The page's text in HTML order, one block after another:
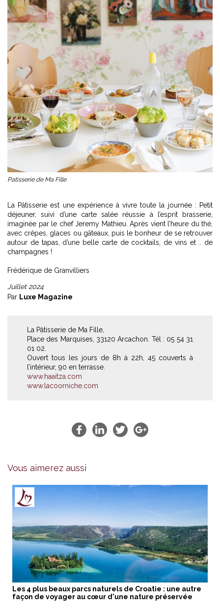
Patisserie de Ma Fille
La Pâtisserie est une expérience à vivre toute la journée : Petit
déjeuner, suivi d’une carte salée réussie à l’esprit brasserie,
imaginée par le chef Jeremy Mathieu. Après vient l’heure du thé,
avec crêpes, glaces ou gâteaux, puis le bonheur de se retrouver
autour de tapas, d’une belle carte de cocktails, de vins et .. de
champagnes !
Frédérique de Granvilliers
Juillet 2024
Par Luxe Magazine
La Pâtisserie de Ma Fille,
Place des Marquises, 33120 Arcachon. Tél : 05 54 31
01 02.
Ouvert tous les jours de 8h à 22h, 45 couverts à
l’intérieur, 90 en terrasse.
www.haaitza.com
www.lacoorniche.com
Vous aimerez aussi
Les 4 plus beaux parcs naturels de Croatie : une autre
façon de voyager au cœur d'une nature préservée